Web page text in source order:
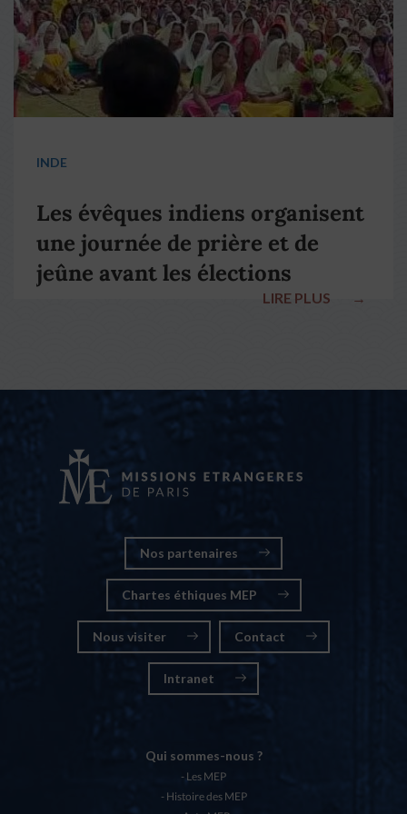
INDE
Les évêques indiens organisent
une journée de prière et de
jeûne avant les élections
LIRE PLUS →
Nos partenaires
Chartes éthiques MEP
Nous visiter Contact
Intranet
Qui sommes-nous ?
Les MEP
Histoire des MEP